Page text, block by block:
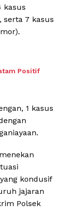
kasus
serta 7 kasus
Positif
1 kasus
kondusif
jajaran
Polsek